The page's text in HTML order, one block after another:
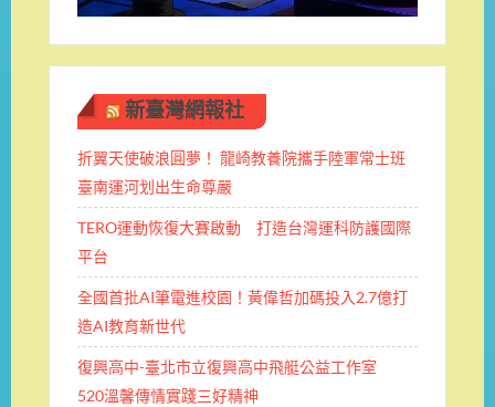
新臺灣網報社
折翼天使破浪圓夢！ 龍崎教養院攜手陸軍常士班 ​
臺南運河划出生命尊嚴
TERO運動恢復大賽啟動 打造台灣運科防護國際
平台
全國首批AI筆電進校園！黃偉哲加碼投入2.7億打
造AI教育新世代
復興高中-臺北市立復興高中飛艇公益工作室
520溫馨傳情實踐三好精神